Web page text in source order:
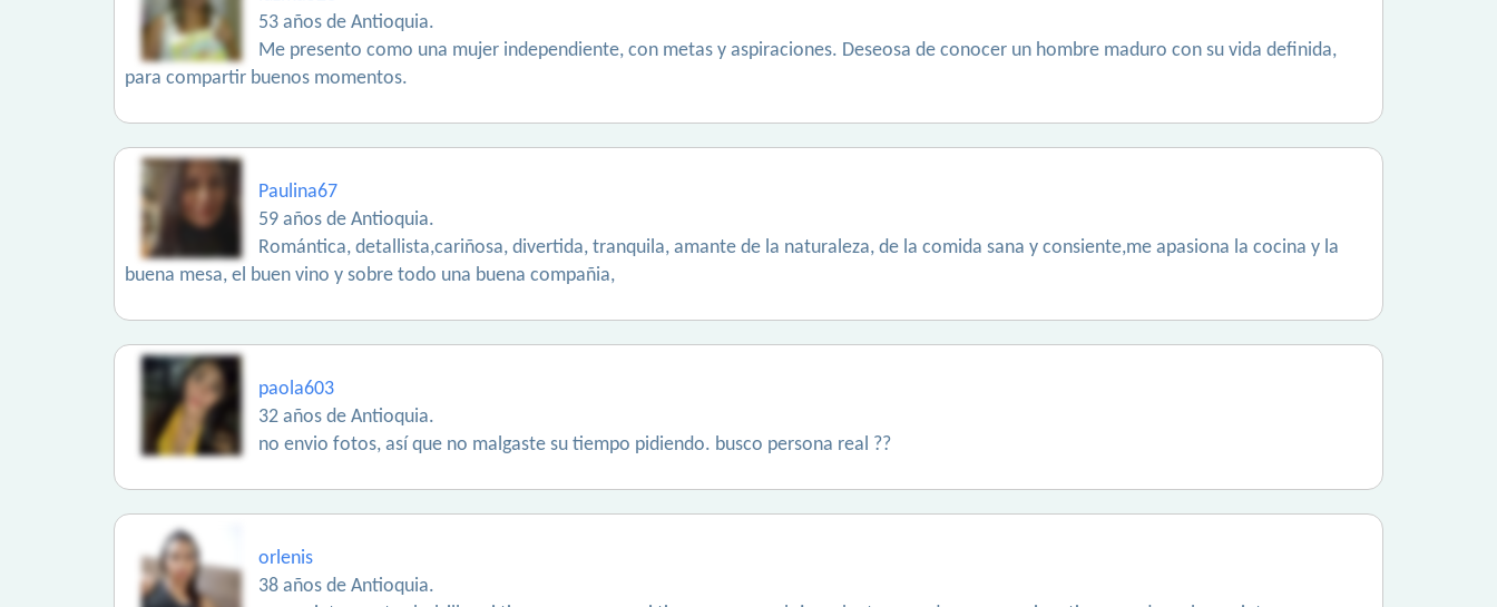
53 años de Antioquia.
Me presento como una mujer independiente, con metas y aspiraciones. Deseosa de conocer un hombre maduro con su vida definida,
para compartir buenos momentos.
Paulina67
59 años de Antioquia.
Romántica, detallista,cariñosa, divertida, tranquila, amante de la naturaleza, de la comida sana y consiente,me apasiona la cocina y la
buena mesa, el buen vino y sobre todo una buena compañia,
paola603
32 años de Antioquia.
no envio fotos, así que no malgaste su tiempo pidiendo. busco persona real ??
orlenis
38 años de Antioquia.